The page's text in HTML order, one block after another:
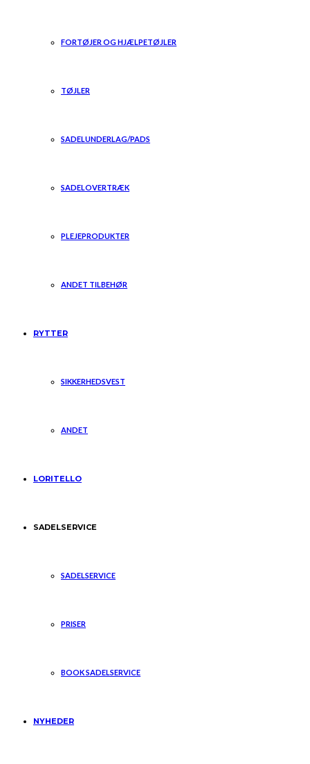
FORTØJER OG HJÆLPETØJLER
TØJLER
SADELUNDERLAG/PADS
SADELOVERTRÆK
PLEJEPRODUKTER
ANDET TILBEHØR
RYTTER
SIKKERHEDSVEST
ANDET
LORITELLO
SADELSERVICE
SADELSERVICE
PRISER
BOOK SADELSERVICE
NYHEDER